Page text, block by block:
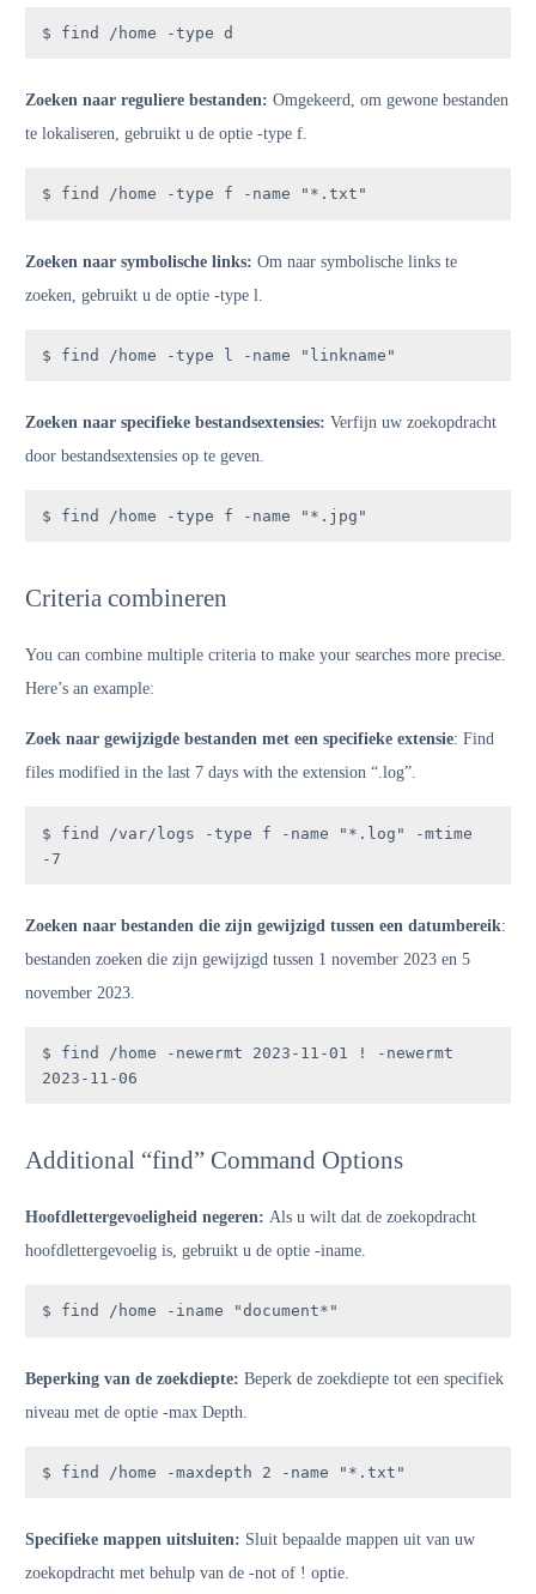
$ find /home -type d
Zoeken naar reguliere bestanden: Omgekeerd, om gewone bestanden
te lokaliseren, gebruikt u de optie -type f.
$ find /home -type f -name "*.txt"
Zoeken naar symbolische links: Om naar symbolische links te
zoeken, gebruikt u de optie -type l.
$ find /home -type l -name "linkname"
Zoeken naar specifieke bestandsextensies: Verfijn uw zoekopdracht
door bestandsextensies op te geven.
$ find /home -type f -name "*.jpg"
Criteria combineren
You can combine multiple criteria to make your searches more precise.
Here’s an example:
Zoek naar gewijzigde bestanden met een specifieke extensie: Find
files modified in the last 7 days with the extension “.log”.
$ find /var/logs -type f -name "*.log" -mtime
-7
Zoeken naar bestanden die zijn gewijzigd tussen een datumbereik:
bestanden zoeken die zijn gewijzigd tussen 1 november 2023 en 5
november 2023.
$ find /home -newermt 2023-11-01 ! -newermt
2023-11-06
Additional “find” Command Options
Hoofdlettergevoeligheid negeren: Als u wilt dat de zoekopdracht
hoofdlettergevoelig is, gebruikt u de optie -iname.
$ find /home -iname "document*"
Beperking van de zoekdiepte: Beperk de zoekdiepte tot een specifiek
niveau met de optie -max Depth.
$ find /home -maxdepth 2 -name "*.txt"
Specifieke mappen uitsluiten: Sluit bepaalde mappen uit van uw
zoekopdracht met behulp van de -not of ! optie.